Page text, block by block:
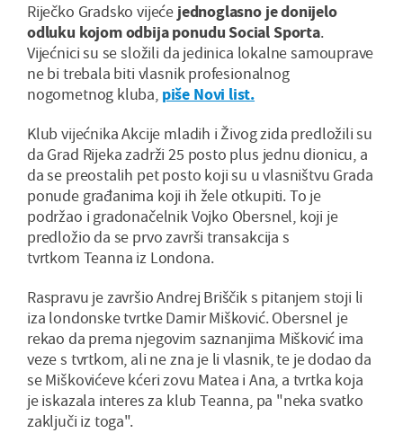
Riječko Gradsko vijeće jednoglasno je donijelo
odluku kojom odbija ponudu Social Sporta.
Vijećnici su se složili da jedinica lokalne samouprave
ne bi trebala biti vlasnik profesionalnog
nogometnog kluba, piše Novi list.
Klub vijećnika Akcije mladih i Živog zida predložili su
da Grad Rijeka zadrži 25 posto plus jednu dionicu, a
da se preostalih pet posto koji su u vlasništvu Grada
ponude građanima koji ih žele otkupiti. To je
podržao i gradonačelnik Vojko Obersnel, koji je
predložio da se prvo završi transakcija s
tvrtkom Teanna iz Londona.
Raspravu je završio Andrej Briščik s pitanjem stoji li
iza londonske tvrtke Damir Mišković. Obersnel je
rekao da prema njegovim saznanjima Mišković ima
veze s tvrtkom, ali ne zna je li vlasnik, te je dodao da
se Miškovićeve kćeri zovu Matea i Ana, a tvrtka koja
je iskazala interes za klub Teanna, pa "neka svatko
zaključi iz toga".